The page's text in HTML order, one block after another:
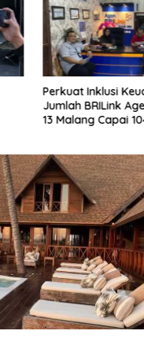
Perkuat Inklusi
Jumlah BRILink
13 Malang Capai